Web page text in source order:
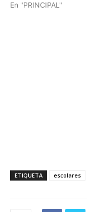
En "PRINCIPAL"
ETIQUETA escolares